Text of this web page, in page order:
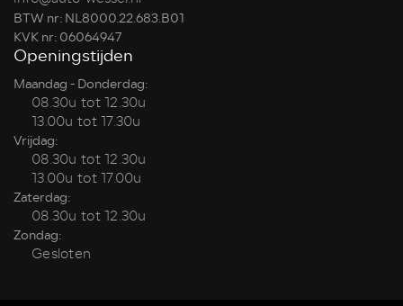
BTW nr: NL8000.22.683.B01
KVK nr: 06064947
Openingstijden
Maandag - Donderdag:
08.30u tot 12.30u
13.00u tot 17.30u
Vrijdag:
08.30u tot 12.30u
13.00u tot 17.00u
Zaterdag:
08.30u tot 12.30u
Zondag:
Gesloten